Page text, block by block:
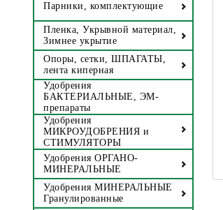
Парники, комплектующие
Пленка, Укрывной материал,
Зимнее укрытие
Опоры, сетки, ШПАГАТЫ,
лента киперная
Удобрения
БАКТЕРИАЛЬНЫЕ, ЭМ-
препараты
Удобрения
МИКРОУДОБРЕНИЯ и
СТИМУЛЯТОРЫ
Удобрения ОРГАНО-
МИНЕРАЛЬНЫЕ
Удобрения МИНЕРАЛЬНЫЕ
Гранулированные